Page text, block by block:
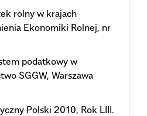
rolny w krajach
Ekonomiki Rolnej, nr
podatkowy w
SGGW, Warszawa
Polski 2010, Rok LIII.